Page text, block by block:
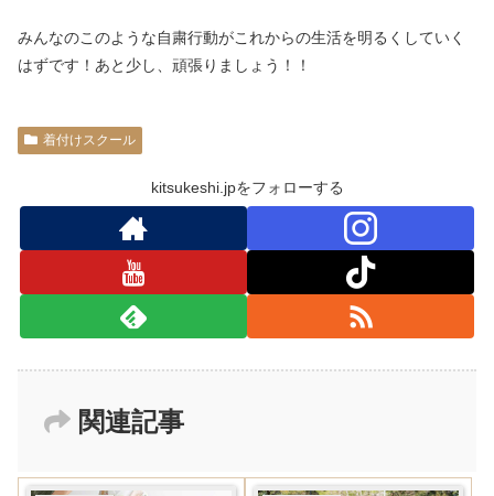
みんなのこのような自粛行動がこれからの生活を明るくしていく
はずです！あと少し、頑張りましょう！！
着付けスクール
kitsukeshi.jpをフォローする
関連記事